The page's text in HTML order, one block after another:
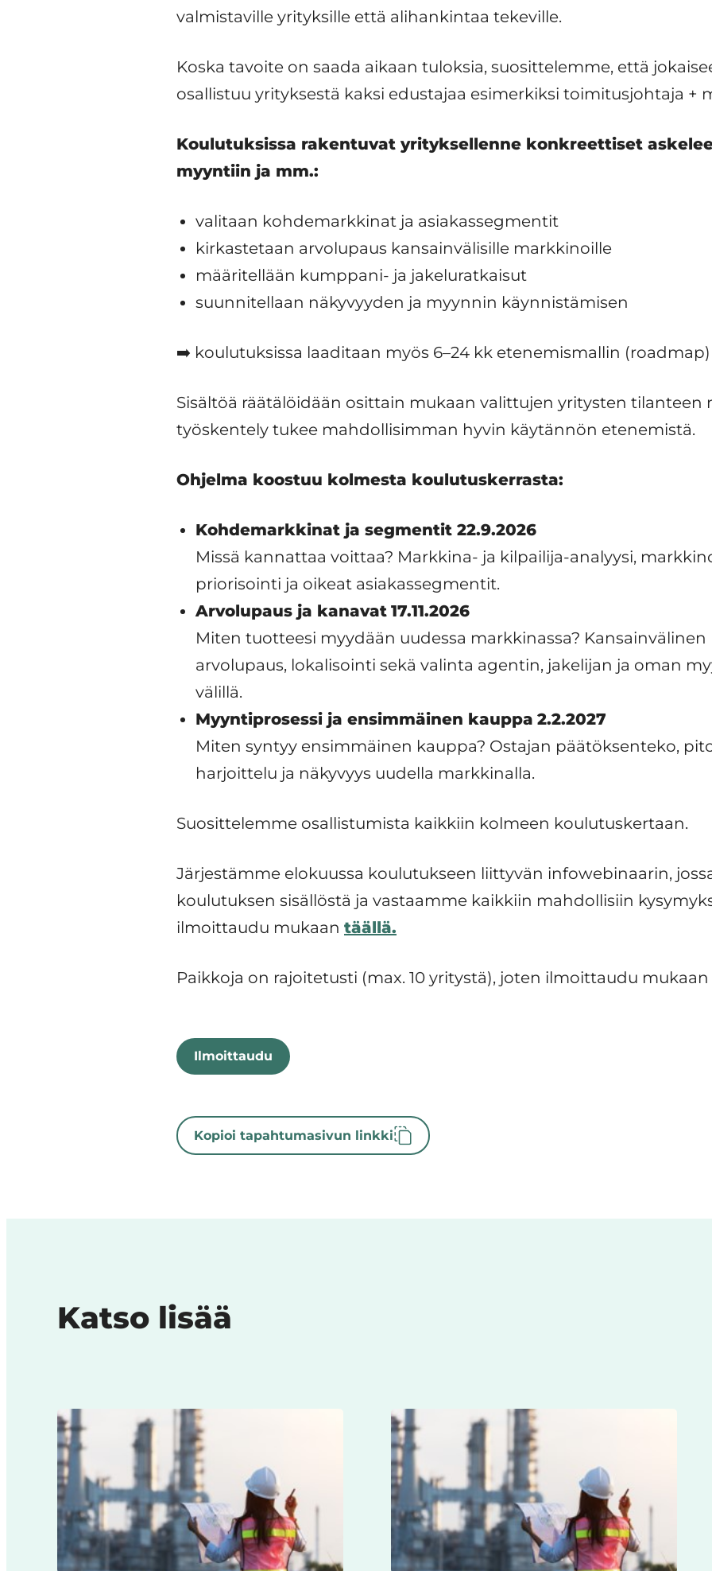
valmistaville yrityksille että alihankintaa tekeville.
Koska tavoite on saada aikaan tuloksia, suosittelemme, että
osallistuu yrityksestä kaksi edustajaa esimerkiksi toimitusjohtaja +
Koulutuksissa rakentuvat yrityksellenne konkreettiset
myyntiin ja mm.:
valitaan kohdemarkkinat ja asiakassegmentit
kirkastetaan arvolupaus kansainvälisille markkinoille
määritellään kumppani- ja jakeluratkaisut
suunnitellaan näkyvyyden ja myynnin käynnistämisen
➡️ koulutuksissa laaditaan myös 6–24 kk etenemismallin (roadmap)
Sisältöä räätälöidään osittain mukaan valittujen yritysten tilanteen
työskentely tukee mahdollisimman hyvin käytännön etenemistä.
Ohjelma koostuu kolmesta koulutuskerrasta:
Kohdemarkkinat ja segmentit 22.9.2026
Missä kannattaa voittaa? Markkina- ja kilpailija-analyysi,
priorisointi ja oikeat asiakassegmentit.
Arvolupaus ja kanavat 17.11.2026
Miten tuotteesi myydään uudessa markkinassa? Kansainvälinen
arvolupaus, lokalisointi sekä valinta agentin, jakelijan ja oman
välillä.
Myyntiprosessi ja ensimmäinen kauppa 2.2.2027
Miten syntyy ensimmäinen kauppa? Ostajan päätöksenteko,
harjoittelu ja näkyvyys uudella markkinalla.
Suosittelemme osallistumista kaikkiin kolmeen koulutuskertaan.
Järjestämme elokuussa koulutukseen liittyvän infowebinaarin,
koulutuksen sisällöstä ja vastaamme kaikkiin mahdollisiin
ilmoittaudu mukaan täällä.
Paikkoja on rajoitetusti (max. 10 yritystä), joten ilmoittaudu
Ilmoittaudu
Kopioi tapahtumasivun linkki
Katso lisää